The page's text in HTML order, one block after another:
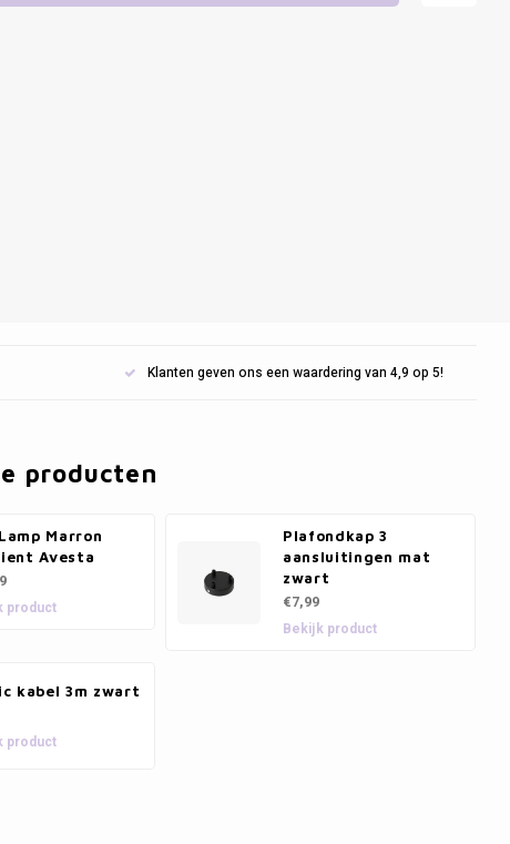
Klanten geven ons een waardering van 4,9 op 5!
producten
Marron
Avesta
product
Plafondkap 3
aansluitingen mat
zwart
€7,99
Bekijk product
kabel 3m zwart
product